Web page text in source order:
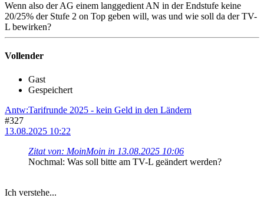
Wenn also der AG einem langgedient AN in der Endstufe keine
20/25% der Stufe 2 on Top geben will, was und wie soll da der TV-
L bewirken?
Vollender
Gast
Gespeichert
Antw:Tarifrunde 2025 - kein Geld in den Ländern
#327
13.08.2025 10:22
Zitat von: MoinMoin in 13.08.2025 10:06
Nochmal: Was soll bitte am TV-L geändert werden?
Ich verstehe...